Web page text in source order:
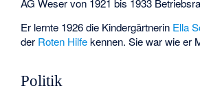
AG Weser von 1921 bis 1933
Er lernte 1926 die Kindergärtnerin Ella
der Roten Hilfekennen. Sie war wie er
Politik